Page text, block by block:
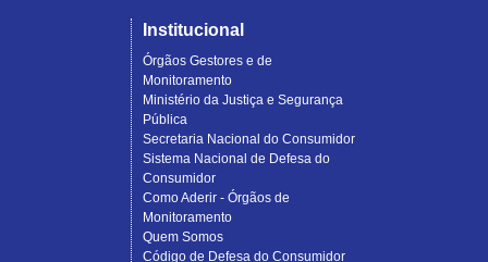
Institucional
Órgãos Gestores e de
Monitoramento
Ministério da Justiça e Segurança
Pública
Secretaria Nacional do Consumidor
Sistema Nacional de Defesa do
Consumidor
Como Aderir - Órgãos de
Monitoramento
Quem Somos
Código de Defesa do Consumidor